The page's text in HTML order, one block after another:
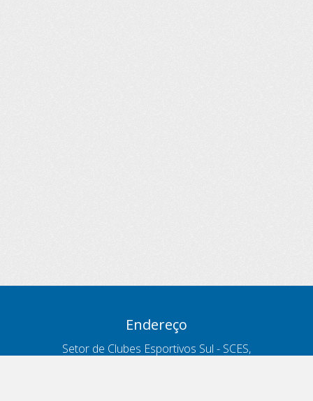
Endereço
Setor de Clubes Esportivos Sul - SCES,